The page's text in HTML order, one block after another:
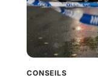
CONSEILS